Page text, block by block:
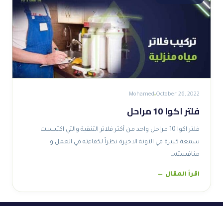
October 26, 2022
Mohamed
فلتر اكوا 10 مراحل
فلتر اكوا 10 مراحل واحد من أكثر فلاتر التنقية والتي اكتسبت
سمعة كبيرة في الآونة الاخيرة نظراً لكفاءته في العمل و
منافسته…
اقرأ المقال ←